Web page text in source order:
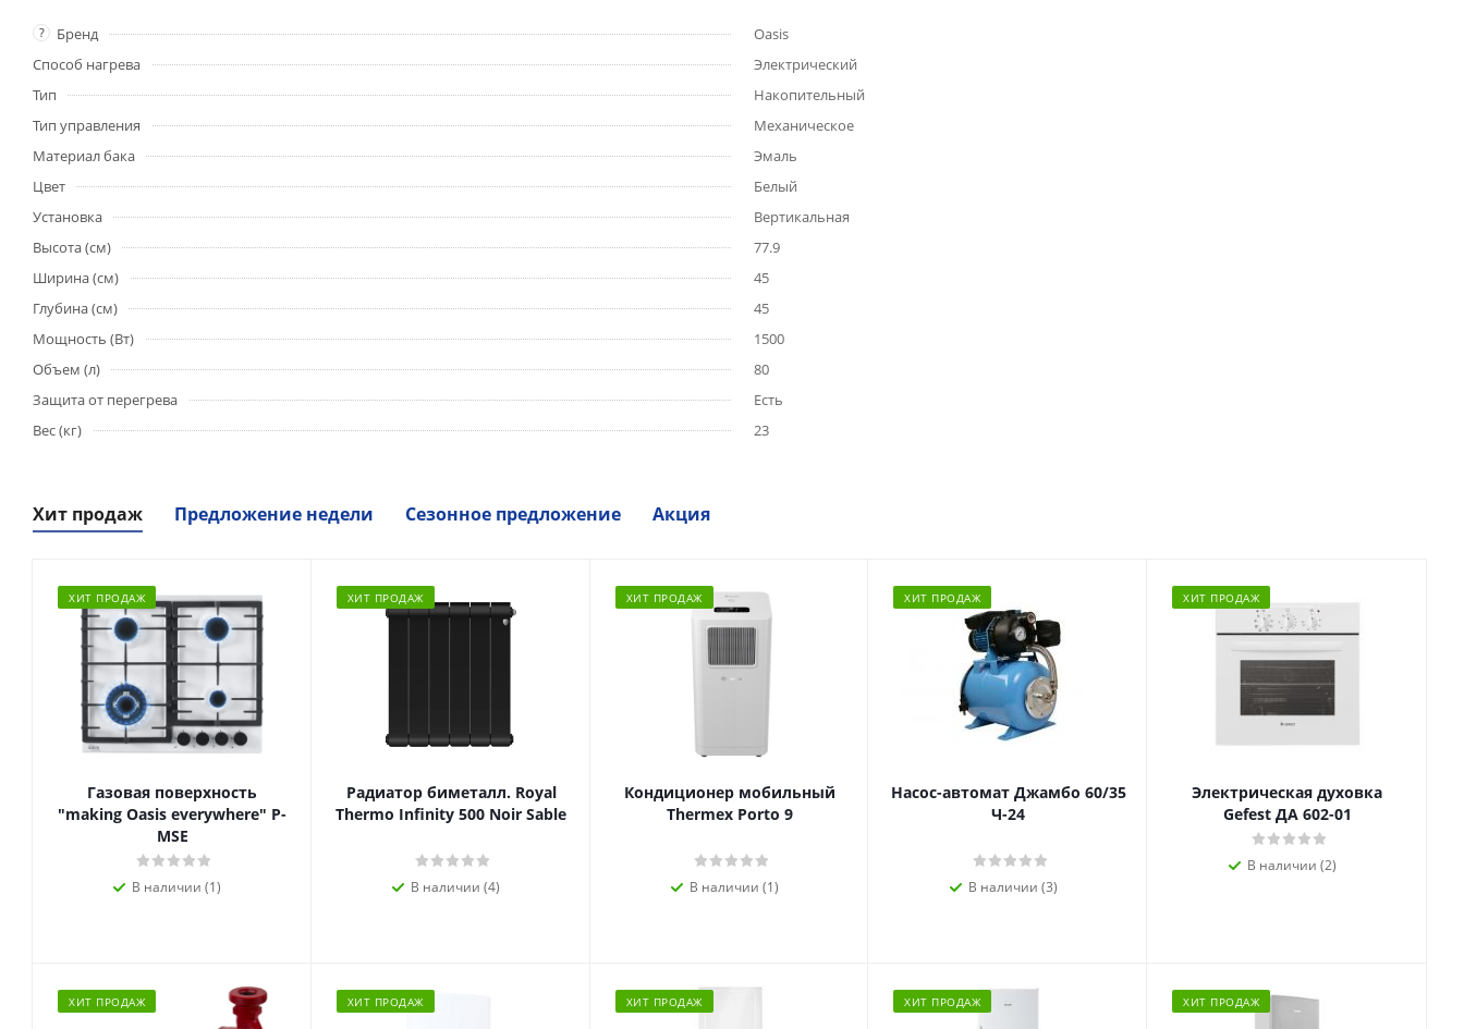
? Бренд
Oasis
Способ нагрева
Электрический
Тип
Накопительный
Тип управления
Механическое
Материал бака
Эмаль
Цвет
Белый
Установка
Вертикальная
Высота (см)
77.9
Ширина (см)
45
Глубина (см)
45
Мощность (Вт)
1500
Объем (л)
80
Защита от перегрева
Есть
Вес (кг)
23
Хит продаж Предложение недели Сезонное предложение Акция
ХИТ ПРОДАЖ
Газовая поверхность
"making Oasis everywhere" P-
MSE
В наличии (1)
ХИТ ПРОДАЖ
Радиатор биметалл. Royal
Thermo Infinity 500 Noir Sable
В наличии (4)
ХИТ ПРОДАЖ
Кондиционер мобильный
Thermex Porto 9
В наличии (1)
ХИТ ПРОДАЖ
Насос-автомат Джамбо 60/35
Ч-24
В наличии (3)
ХИТ ПРОДАЖ
Электрическая духовка
Gefest ДА 602-01
В наличии (2)
ХИТ ПРОДАЖ ХИТ ПРОДАЖ ХИТ ПРОДАЖ ХИТ ПРОДАЖ ХИТ ПРОДАЖ